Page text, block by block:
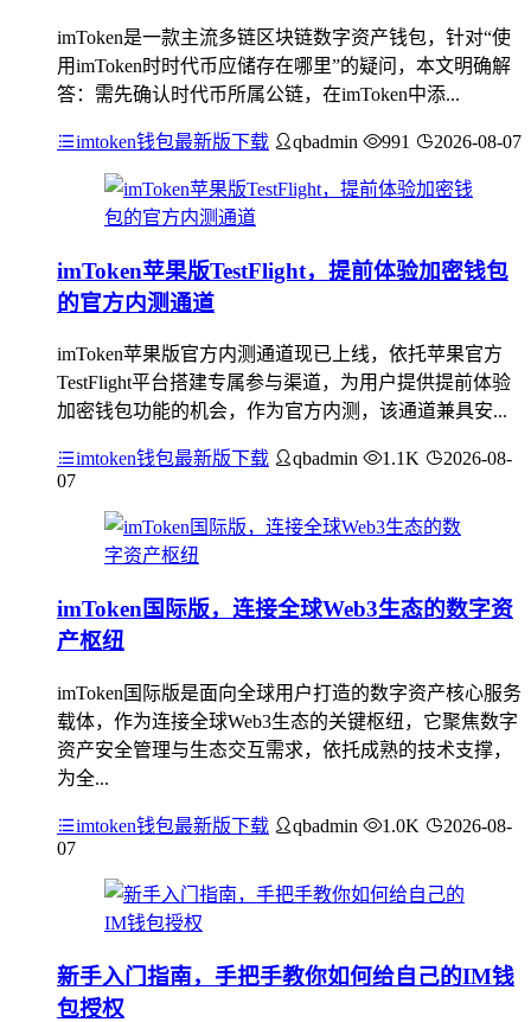
imToken是一款主流多链区块链数字资产钱包，针对“使
用imToken时时代币应储存在哪里”的疑问，本文明确解
答：需先确认时代币所属公链，在imToken中添...
imtoken钱包最新版下载 qbadmin 991 2026-08-07
imToken苹果版TestFlight，提前体验加密钱包
的官方内测通道
imToken苹果版官方内测通道现已上线，依托苹果官方
TestFlight平台搭建专属参与渠道，为用户提供提前体验
加密钱包功能的机会，作为官方内测，该通道兼具安...
imtoken钱包最新版下载 qbadmin 1.1K
2026-08-
07
imToken国际版，连接全球Web3生态的数字资
产枢纽
imToken国际版是面向全球用户打造的数字资产核心服务
载体，作为连接全球Web3生态的关键枢纽，它聚焦数字
资产安全管理与生态交互需求，依托成熟的技术支撑，
为全...
imtoken钱包最新版下载 qbadmin 1.0K
2026-08-
07
新手入门指南，手把手教你如何给自己的IM钱
包授权